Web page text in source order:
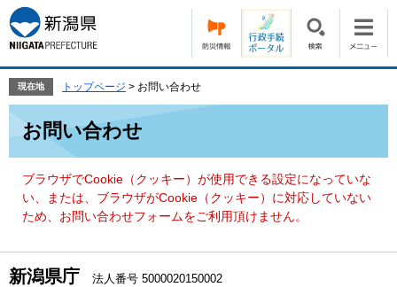
ー
ジ
の
頭
す。
ニ
ュ
ー
飛
て
現在地 トップページ > お問い合わせ
お問い合わせ
ブラウザでCookie（クッキー）が使用できる設定になっていな
い、または、ブラウザがCookie（クッキー）に対応していない
ため、お問い合わせフォームをご利用頂けません。
新潟県庁 法人番号 5000020150002